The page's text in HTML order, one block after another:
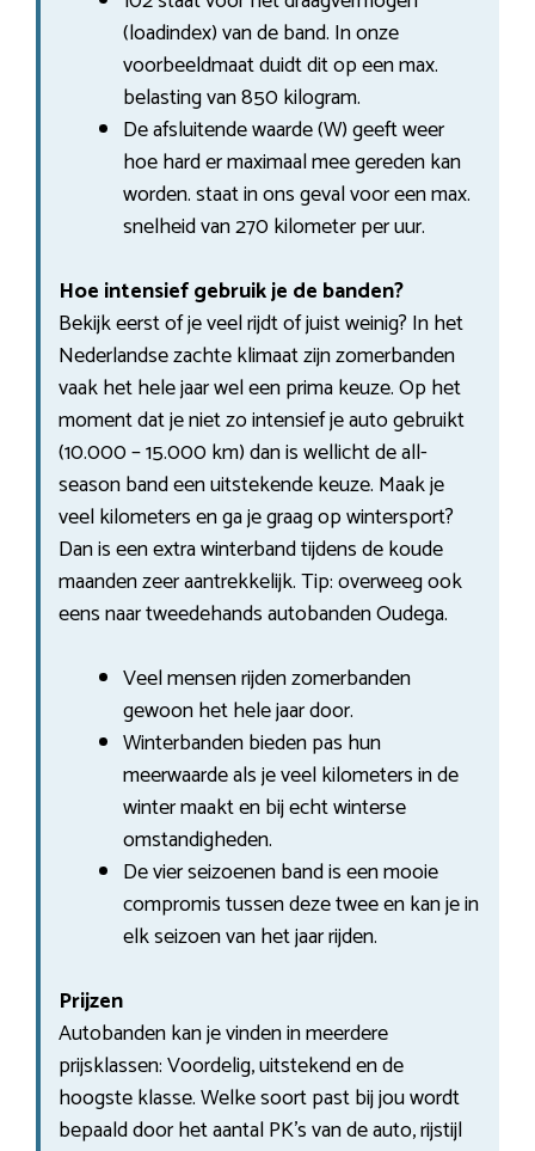
(loadindex) van de band. In onze
voorbeeldmaat duidt dit op een max.
belasting van 850 kilogram.
De afsluitende waarde (W) geeft weer
hoe hard er maximaal mee gereden kan
worden. staat in ons geval voor een max.
snelheid van 270 kilometer per uur.
Hoe intensief gebruik je de banden?
Bekijk eerst of je veel rijdt of juist weinig? In het
Nederlandse zachte klimaat zijn zomerbanden
vaak het hele jaar wel een prima keuze. Op het
moment dat je niet zo intensief je auto gebruikt
(10.000 – 15.000 km) dan is wellicht de all-
season band een uitstekende keuze. Maak je
veel kilometers en ga je graag op wintersport?
Dan is een extra winterband tijdens de koude
maanden zeer aantrekkelijk. Tip: overweeg ook
eens naar tweedehands autobanden Oudega.
Veel mensen rijden zomerbanden
gewoon het hele jaar door.
Winterbanden bieden pas hun
meerwaarde als je veel kilometers in de
winter maakt en bij echt winterse
omstandigheden.
De vier seizoenen band is een mooie
compromis tussen deze twee en kan je in
elk seizoen van het jaar rijden.
Prijzen
Autobanden kan je vinden in meerdere
prijsklassen: Voordelig, uitstekend en de
hoogste klasse. Welke soort past bij jou wordt
bepaald door het aantal PK’s van de auto, rijstijl